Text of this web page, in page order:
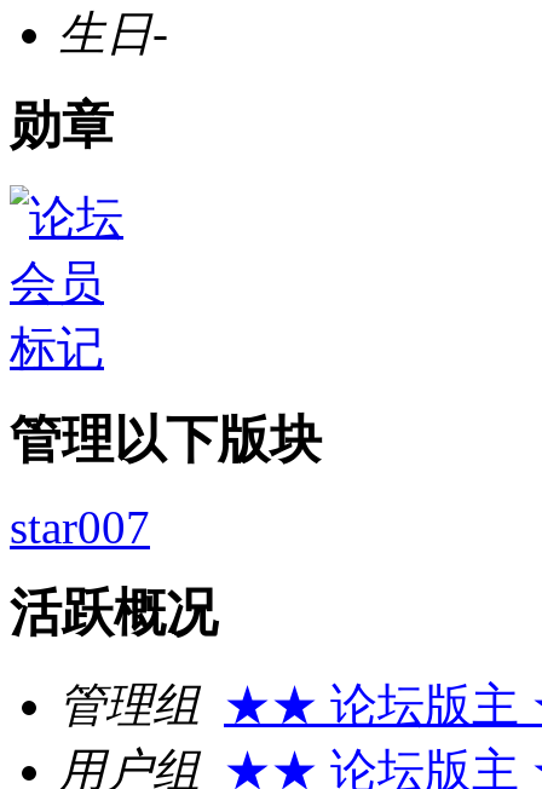
生日-
勋章
管理以下版块
star007
活跃概况
管理组 ★★ 论坛版
用户组 ★★ 论坛版